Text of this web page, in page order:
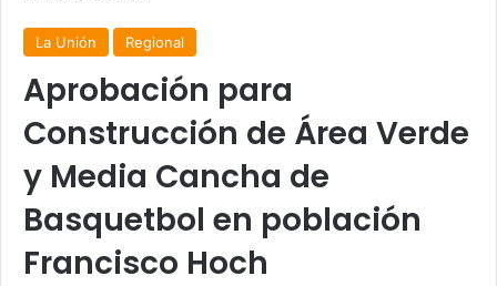
La Unión Regional
Aprobación para
Construcción de Área Verde
y Media Cancha de
Basquetbol en población
Francisco Hoch